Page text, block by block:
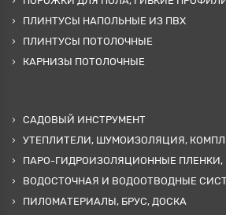
ПЛИНТУСЫ НАПОЛЬНЫЕ ИЗ ПВХ
ПЛИНТУСЫ ПОТОЛОЧНЫЕ
КАРНИЗЫ ПОТОЛОЧНЫЕ
САДОВЫЙ ИНСТРУМЕНТ
УТЕПЛИТЕЛИ, ШУМОИЗОЛЯЦИЯ,
ПАРО-ГИДРОИЗОЛЯЦИОННЫЕ ПЛЕНКИ,
ВОДОСТОЧНАЯ И ВОДООТВОДНЫЕ
ПИЛОМАТЕРИАЛЫ, БРУС, ДОСКА